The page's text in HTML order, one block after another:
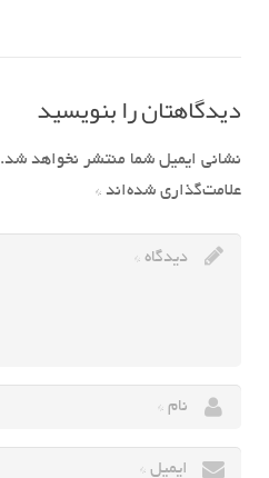
دیدگاهتان را بنویسید
نشانی ایمیل شما منتشر نخواهد شد.
علامت‌گذاری شده‌اند *